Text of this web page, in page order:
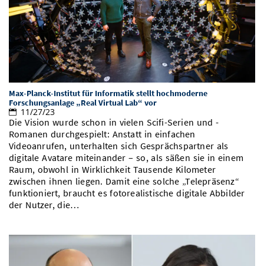
Max-Planck-Institut für Informatik stellt hochmoderne
Forschungsanlage „Real Virtual Lab“ vor
11/27/23
Die Vision wurde schon in vielen Scifi-Serien und -
Romanen durchgespielt: Anstatt in einfachen
Videoanrufen, unterhalten sich Gesprächspartner als
digitale Avatare miteinander – so, als säßen sie in einem
Raum, obwohl in Wirklichkeit Tausende Kilometer
zwischen ihnen liegen. Damit eine solche „Telepräsenz“
funktioniert, braucht es fotorealistische digitale Abbilder
der Nutzer, die…